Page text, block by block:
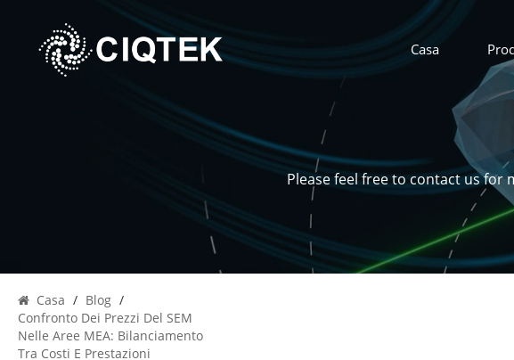
Casa
Please feel free to contact us
Casa / Blog /
Confronto Dei Prezzi Del SEM
Nelle Aree MEA: Bilanciamento
Tra Costi E Prestazioni